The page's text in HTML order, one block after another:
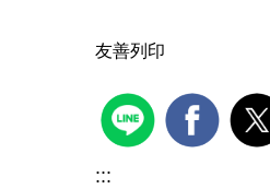
友善列印
:::